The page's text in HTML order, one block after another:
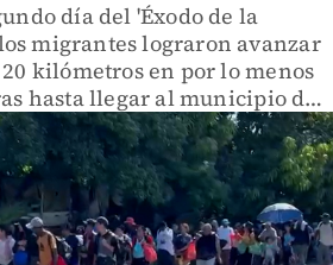
día del 'Éxodo de la
migrantes lograron avanzar
20 kilómetros en por lo menos
hasta llegar al municipio de